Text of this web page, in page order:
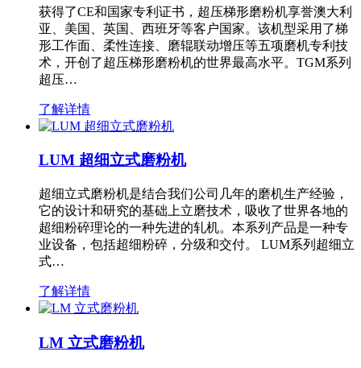
获得了CE和国家专利证书，超压梯形磨粉机享誉澳大利
亚、美国、英国、西班牙等客户国家。该机型采用了梯
形工作面、柔性连接、磨辊联动增压等五项磨机专利技
术，开创了超压梯形磨粉机的世界最高水平。TGM系列
超压…
了解详情
LUM 超细立式磨粉机
超细立式磨粉机是结合我们公司几年的磨机生产经验，
它的设计和研究的基础上立磨技术，吸收了世界各地的
超细粉碎理论的一种先进的轧机。本系列产品是一种专
业设备，包括超细粉碎，分级和交付。 LUM系列超细立
式…
了解详情
LM 立式磨粉机